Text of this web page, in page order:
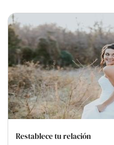
Restablece tu relación